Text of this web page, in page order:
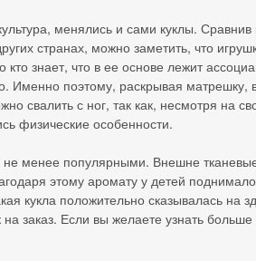
менялись и сами куклы.
странах, можно заметить, что
знает, что в ее основе лежит
Именно поэтому, раскрывая матрешку,
свалить с ног, так как, несмотря на
физические особенности.
менее популярными. Внешне
этому аромату у детей
кукла положительно сказывалась на
заказ. Если вы желаете узнать